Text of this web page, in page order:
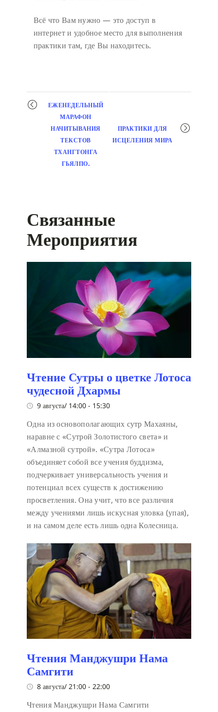
Всё что Вам нужно — это доступ в
интернет и удобное место для выполнения
практики там, где Вы находитесь.
Мероприятие
навигация
ЕЖЕНЕДЕЛЬНЫЙ
МАРАФОН
НАЧИТЫВАНИЯ
ТЕКСТОВ
ТХАНГТОНГА
ГЬЯЛПО.
ПРАКТИКИ ДЛЯ
ИСЦЕЛЕНИЯ МИРА
Связанные
Мероприятия
Чтение Сутры о цветке Лотоса
чудесной Дхармы
9 августа/ 14:00 - 15:30
Одна из основополагающих сутр Махаяны,
наравне с «Сутрой Золотистого света» и
«Алмазной сутрой». «Сутра Лотоса»
объединяет собой все учения буддизма,
подчеркивает универсальность учения и
потенциал всех существ к достижению
просветления. Она учит, что все различия
между учениями лишь искусная уловка (упая),
и на самом деле есть лишь одна Колесница.
Чтения Манджушри Нама
Самгити
8 августа/ 21:00 - 22:00
Чтения Манджушри Нама Самгити